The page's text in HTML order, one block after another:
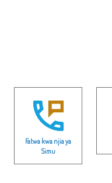
Fatwa kwa njia ya
Simu